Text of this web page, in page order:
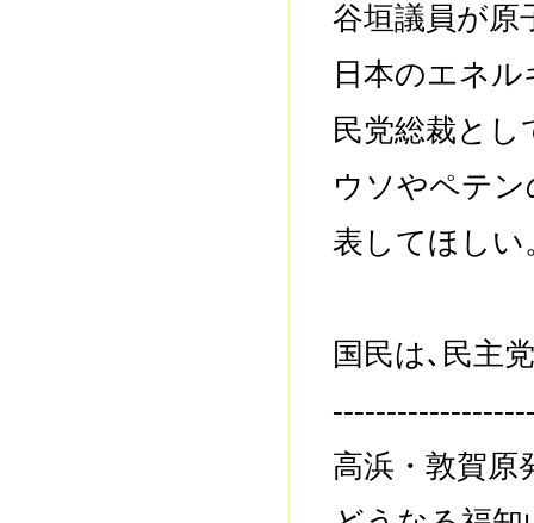
谷垣議員が
日本のエネ
民党総裁と
ウソやペテ
表してほしい
国民は､民主
高浜・敦賀